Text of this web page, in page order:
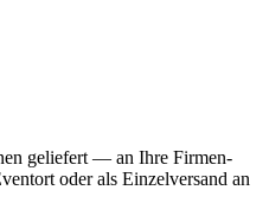
geliefert — an Ihre Firmen­
oder als Einzelversand an